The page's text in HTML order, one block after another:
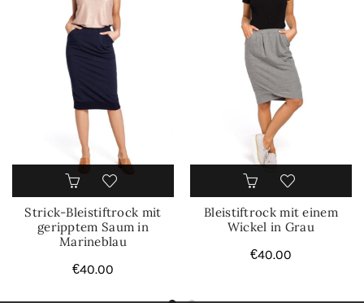
Strick-Bleistiftrock mit
geripptem Saum in
Marineblau
€40.00
Bleistiftrock mit einem
Wickel in Grau
€40.00